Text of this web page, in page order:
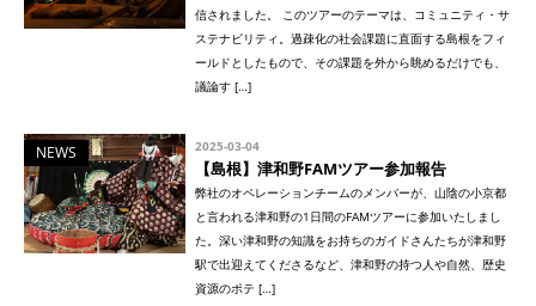
信されました。 このツアーのテーマは、コミュニティ・サ
ステナビリティ。過疎化の社会課題に直面する島根をフィ
ールドとしたもので、その課題を外から眺めるだけでも、
議論す […]
NEWS 2025-03-04
【島根】津和野FAMツアー参加報告
弊社のオペレーションチームのメンバーが、山陰の小京都
と言われる津和野の1日間のFAMツアーに参加いたしまし
た。深い津和野の知識をお持ちのガイドさんたちが津和野
駅で出迎えてくださるなど、津和野の持つ人や自然、歴史
資源のポテ […]